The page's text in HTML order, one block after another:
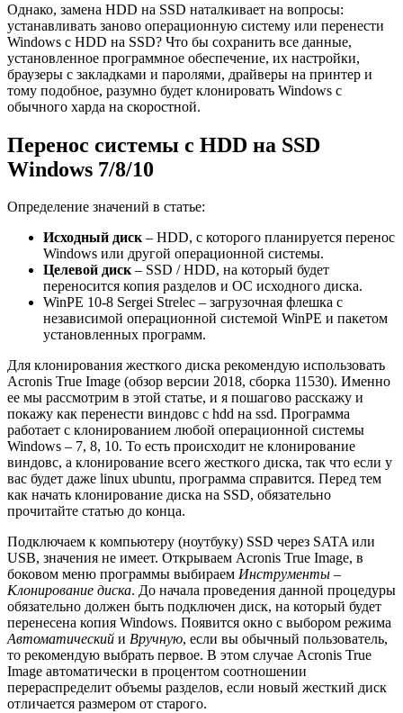
Однако, замена HDD на SSD наталкивает на вопросы:
устанавливать заново операционную систему или перенести
Windows c HDD на SSD? Что бы сохранить все данные,
установленное программное обеспечение, их настройки,
браузеры с закладками и паролями, драйверы на принтер и
тому подобное, разумно будет клонировать Windows c
обычного харда на скоростной.
Перенос системы с HDD на SSD
Windows 7/8/10
Определение значений в статье:
Исходный диск– HDD, с которого планируется перенос
Windows или другой операционной системы.
Целевой диск– SSD / HDD, на который будет
переносится копия разделов и ОС исходного диска.
WinPE 10-8 Sergei Strelec – загрузочная флешка с
независимой операционной системой WinPE и пакетом
установленных программ.
Для клонирования жесткого диска рекомендую использовать
Acronis True Image (обзор версии 2018, сборка 11530). Именно
ее мы рассмотрим в этой статье, и я пошагово расскажу и
покажу как перенести виндовс с hdd на ssd. Программа
работает с клонированием любой операционной системы
Windows – 7, 8, 10. То есть происходит не клонирование
виндовс, а клонирование всего жесткого диска, так что если у
вас будет даже linux ubuntu, программа справится. Перед тем
как начать клонирование диска на SSD, обязательно
прочитайте статью до конца.
Подключаем к компьютеру (ноутбуку) SSD через SATA или
USB, значения не имеет. Открываем Acronis True Image, в
боковом меню программы выбираем Инструменты –
Клонирование диска. До начала проведения данной процедуры
обязательно должен быть подключен диск, на который будет
перенесена копия Windows. Появится окно с выбором режима
Автоматический и Вручную, если вы обычный пользователь,
то рекомендую выбрать первое. В этом случае Acronis True
Image автоматически в процентом соотношении
перераспределит объемы разделов, если новый жесткий диск
отличается размером от старого.